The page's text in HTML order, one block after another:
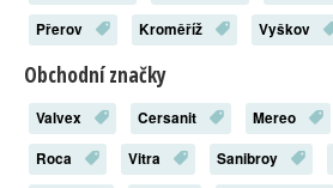
Přerov
Kroměříž Vyškov
Obchodní značky
Valvex Cersanit Mereo
Roca
Vitra Sanibroy